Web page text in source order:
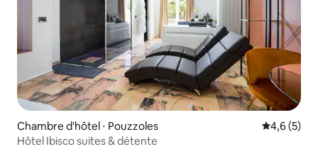
Chambre d'hôtel ⋅ Pouzzoles Évaluation
4,6 (5)
Hôtel Ibisco suites & détente